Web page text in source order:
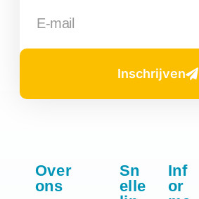
Inschrijven
Over
ons
Sn
elle
Inf
or